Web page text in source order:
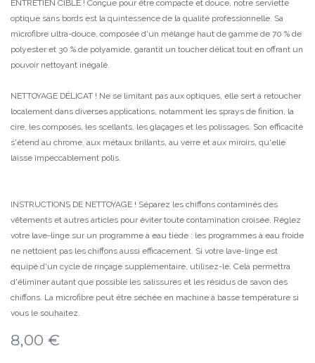
ENTRETIEN CIBLÉ ! Conçue pour être compacte et douce, notre serviette
optique sans bords est la quintessence de la qualité professionnelle. Sa
microfibre ultra-douce, composée d'un mélange haut de gamme de 70 % de
polyester et 30 % de polyamide, garantit un toucher délicat tout en offrant un
pouvoir nettoyant inégalé.
NETTOYAGE DÉLICAT ! Ne se limitant pas aux optiques, elle sert à retoucher
localement dans diverses applications, notamment les sprays de finition, la
cire, les composés, les scellants, les glaçages et les polissages. Son efficacité
s'étend au chrome, aux métaux brillants, au verre et aux miroirs, qu'elle
laisse impeccablement polis.
INSTRUCTIONS DE NETTOYAGE ! Séparez les chiffons contaminés des
vêtements et autres articles pour éviter toute contamination croisée. Réglez
votre lave-linge sur un programme à eau tiède : les programmes à eau froide
ne nettoient pas les chiffons aussi efficacement. Si votre lave-linge est
équipé d'un cycle de rinçage supplémentaire, utilisez-le. Cela permettra
d'éliminer autant que possible les salissures et les résidus de savon des
chiffons. La microfibre peut être séchée en machine à basse température si
vous le souhaitez.
8,00 €